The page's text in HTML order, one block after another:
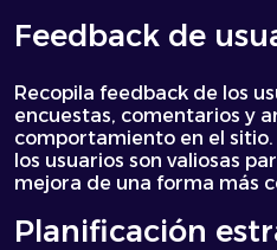
Feedback de
Recopila feedback de los
encuestas, comentarios y
comportamiento en el
los usuarios son valiosas
mejora de una forma más
Planificación